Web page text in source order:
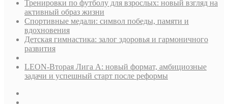
Тренировки по футболу для взрослых: новый взгляд на
активный образ жизни
Спортивные медали: символ победы, памяти и
вдохновения
Детская гимнастика: залог здоровья и гармоничного
развития
LEON-Вторая Лига А: новый формат, амбициозные
задачи и успешный старт после реформы